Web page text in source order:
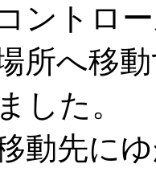
ントロ
所へ移
した。
動先に